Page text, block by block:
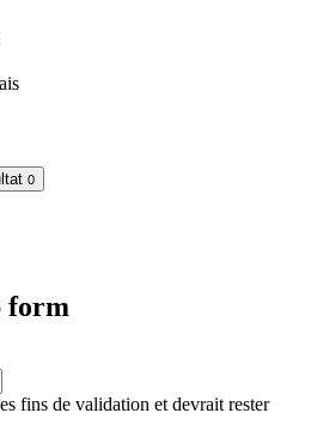
0
form
fins de validation et devrait rester